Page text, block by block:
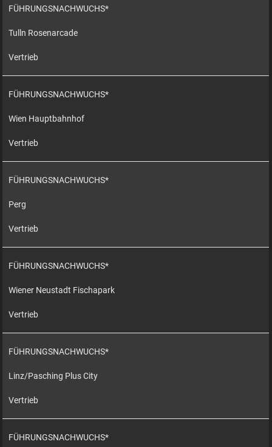
FÜHRUNGSNACHWUCHS*
Tulln Rosenarcade
Vertrieb
FÜHRUNGSNACHWUCHS*
Wien Hauptbahnhof
Vertrieb
FÜHRUNGSNACHWUCHS*
Perg
Vertrieb
FÜHRUNGSNACHWUCHS*
Wiener Neustadt Fischapark
Vertrieb
FÜHRUNGSNACHWUCHS*
Linz/Pasching Plus City
Vertrieb
FÜHRUNGSNACHWUCHS*